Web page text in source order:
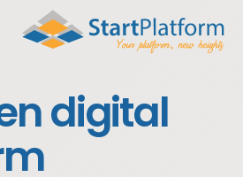
digital